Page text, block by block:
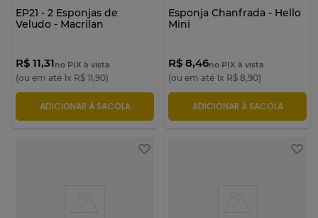
EP21 - 2 Esponjas de
Veludo - Macrilan
R$ 11,31no PIX à vista
(ou em até 1x R$ 11,90)
ADICIONAR À SACOLA
Esponja Chanfrada - Hello
Mini
R$ 8,46no PIX à vista
(ou em até 1x R$ 8,90)
ADICIONAR À SACOLA